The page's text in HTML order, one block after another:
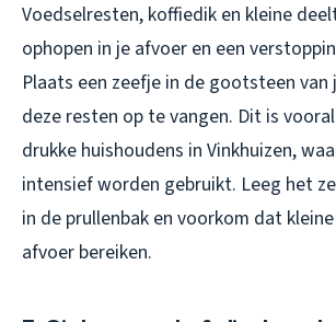
Voedselresten, koffiedik en kleine
ophopen in je afvoer en een
Plaats een zeefje in de gootsteen van
deze resten op te vangen. Dit is
drukke huishoudens in Vinkhuizen,
intensief worden gebruikt. Leeg het
in de prullenbak en voorkom dat
afvoer bereiken.